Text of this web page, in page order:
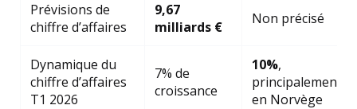
Prévisions de
chiffre d’affaires
9,67
milliards €
Non précisé
Dynamique du
chiffre d’affaires
T1 2026
7% de
croissance
10%,
principalement
en Norvège